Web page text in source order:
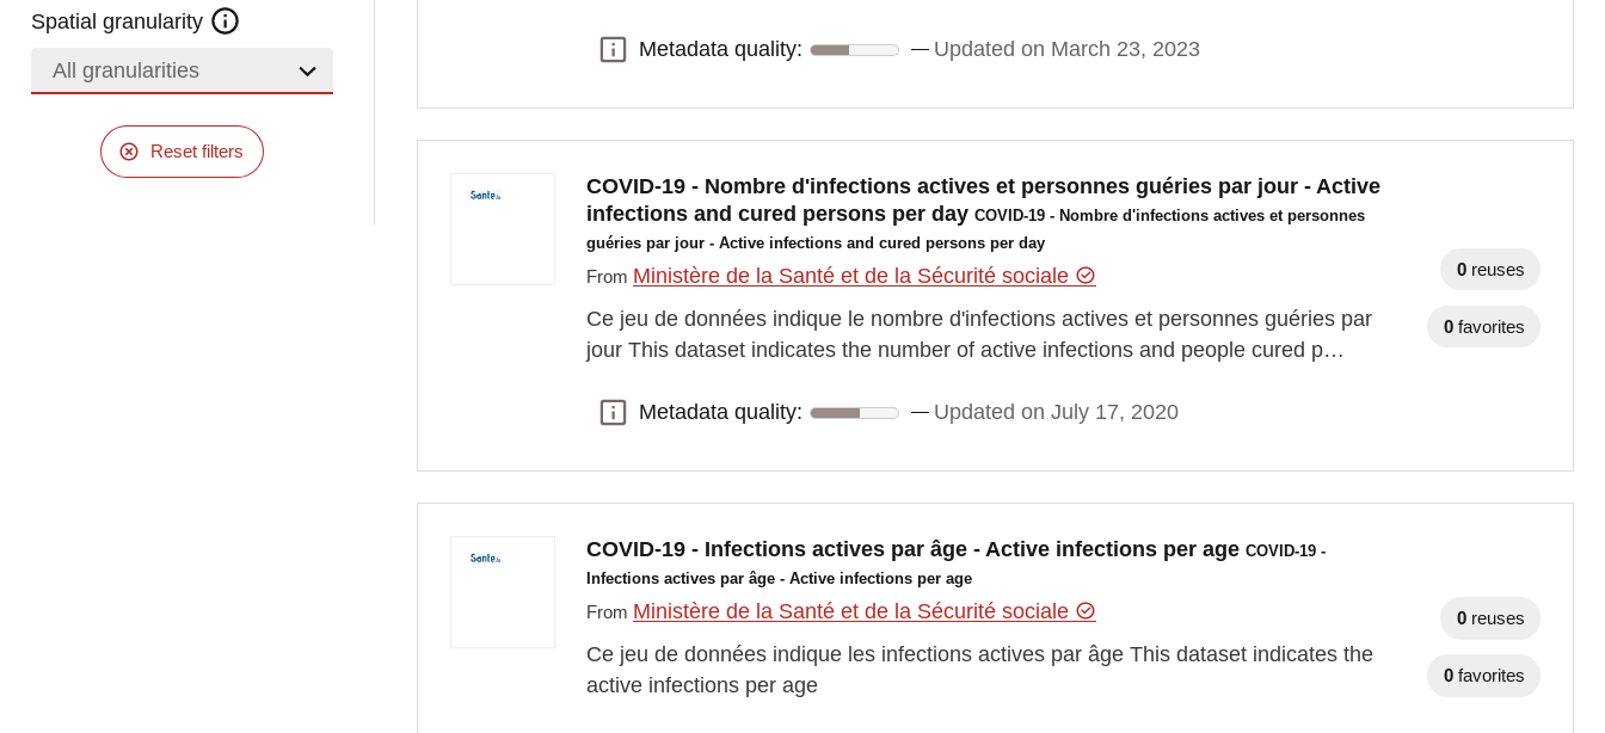
Spatial granularity
All granularities
Reset filters
Metadata quality:
Metadata quality: Updated on March 23, 2023
COVID-19 - Nombre d'infections actives et personnes guéries par jour - Active
infections and cured persons per dayCOVID-19 - Nombre d'infections actives et personnes
guéries par jour - Active infections and cured persons per day
From Ministère de la Santé et de la Sécurité sociale
Ce jeu de données indique le nombre d'infections actives et personnes guéries par
jour This dataset indicates the number of active infections and people cured p…
Metadata quality:
Metadata quality: Updated on July 17, 2020
0 reuses
0 favorites
COVID-19 - Infections actives par âge - Active infections per ageCOVID-19 -
Infections actives par âge - Active infections per age
From Ministère de la Santé et de la Sécurité sociale
Ce jeu de données indique les infections actives par âge This dataset indicates the
active infections per age
0 reuses
0 favorites